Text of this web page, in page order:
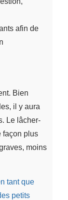
afin de
Bien
il y aura
Le lâcher-
façon plus
moins
tant que
petits